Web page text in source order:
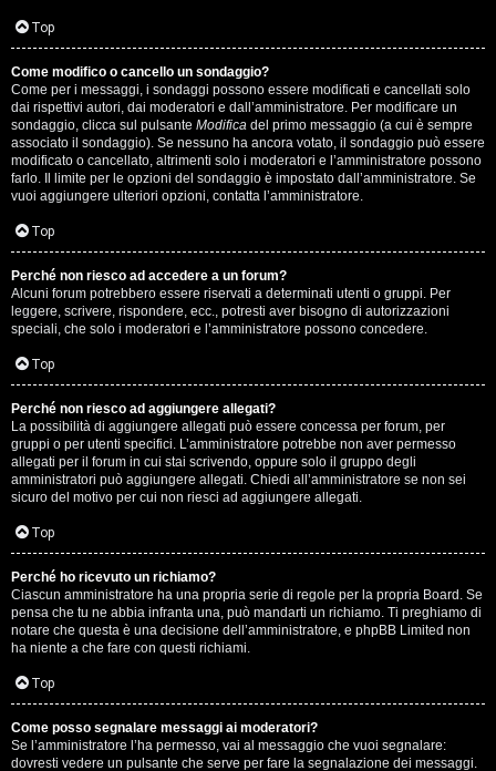
Top
Come modifico o cancello un sondaggio?
Come per i messaggi, i sondaggi possono essere modificati e cancellati solo
dai rispettivi autori, dai moderatori e dall’amministratore. Per modificare un
sondaggio, clicca sul pulsante Modifica del primo messaggio (a cui è sempre
associato il sondaggio). Se nessuno ha ancora votato, il sondaggio può essere
modificato o cancellato, altrimenti solo i moderatori e l’amministratore possono
farlo. Il limite per le opzioni del sondaggio è impostato dall’amministratore. Se
vuoi aggiungere ulteriori opzioni, contatta l’amministratore.
Top
Perché non riesco ad accedere a un forum?
Alcuni forum potrebbero essere riservati a determinati utenti o gruppi. Per
leggere, scrivere, rispondere, ecc., potresti aver bisogno di autorizzazioni
speciali, che solo i moderatori e l’amministratore possono concedere.
Top
Perché non riesco ad aggiungere allegati?
La possibilità di aggiungere allegati può essere concessa per forum, per
gruppi o per utenti specifici. L’amministratore potrebbe non aver permesso
allegati per il forum in cui stai scrivendo, oppure solo il gruppo degli
amministratori può aggiungere allegati. Chiedi all’amministratore se non sei
sicuro del motivo per cui non riesci ad aggiungere allegati.
Top
Perché ho ricevuto un richiamo?
Ciascun amministratore ha una propria serie di regole per la propria Board. Se
pensa che tu ne abbia infranta una, può mandarti un richiamo. Ti preghiamo di
notare che questa è una decisione dell’amministratore, e phpBB Limited non
ha niente a che fare con questi richiami.
Top
Come posso segnalare messaggi ai moderatori?
Se l’amministratore l’ha permesso, vai al messaggio che vuoi segnalare:
dovresti vedere un pulsante che serve per fare la segnalazione dei messaggi.
o
s
t
i
n
o
.
.
.
R
e
s
o
c
o
n
t
i
S